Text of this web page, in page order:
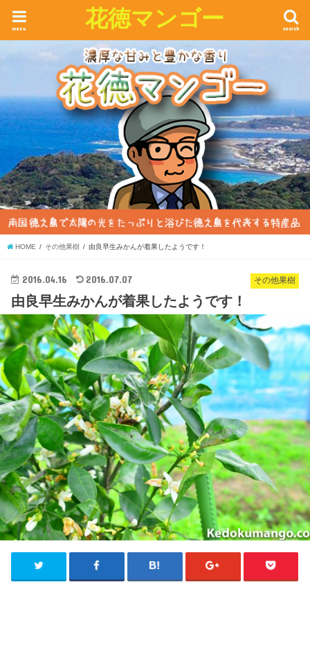
花徳マンゴー search
menu
HOME その他果樹 由良早生みかんが着果したようです！
その他果樹
2016.04.16 2016.07.07
由良早生みかんが着果したようです！